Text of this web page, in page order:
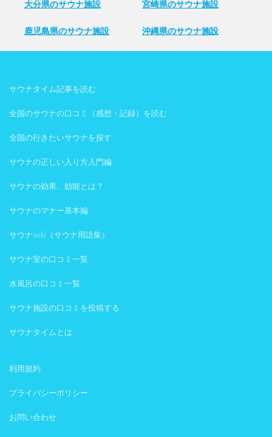
大分県のサウナ施設 宮崎県のサウナ施設
鹿児島県のサウナ施設 沖縄県のサウナ施設
サウナタイム記事を読む
全国のサウナの口コミ（感想・記録）を読む
全国の行きたいサウナを探す
サウナの正しい入り方入門編
サウナの効果、効能とは？
サウナのマナー基本編
サウナwiki（サウナ用語集）
サウナ室の口コミ一覧
水風呂の口コミ一覧
サウナ施設の口コミを投稿する
サウナタイムとは
利用規約
プライバシーポリシー
お問い合わせ